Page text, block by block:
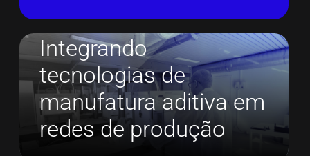
Integrando
tecnologias de
manufatura aditiva em
redes de produção